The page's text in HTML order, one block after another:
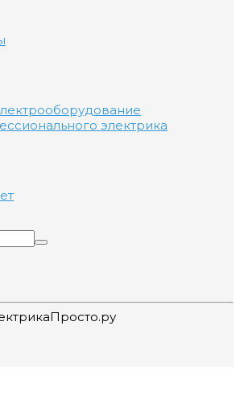
электрика